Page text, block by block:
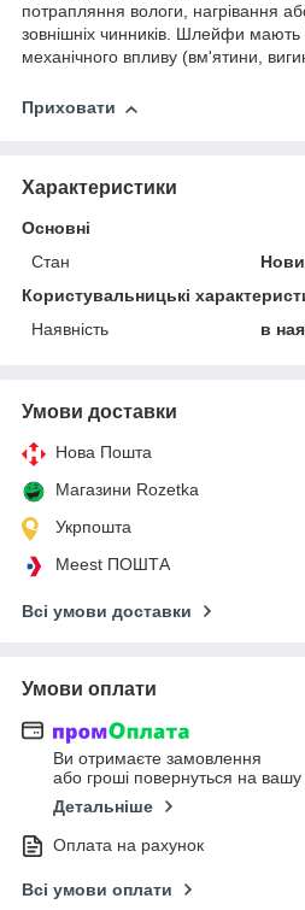
потрапляння вологи, нагрівання
зовнішніх чинників. Шлейфи мають
механічного впливу (вм'ятини,
Приховати
Характеристики
Основні
Стан
Користувальницькі
Наявність
в
Умови доставки
Нова Пошта
Магазини Rozetka
Укрпошта
Meest ПОШТА
Всі умови доставки
Умови оплати
Ви отримаєте замовлення
або гроші повернуться на вашу
Детальніше
Оплата на рахунок
Всі умови оплати